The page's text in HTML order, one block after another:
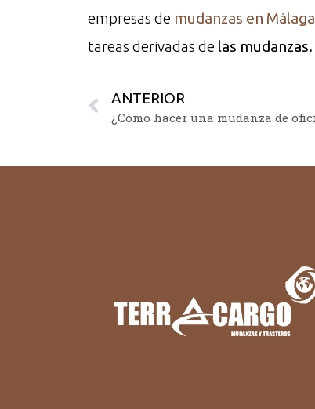
empresas de mudanzas en Málaga
tareas derivadas de las mudanzas.
ANTERIOR